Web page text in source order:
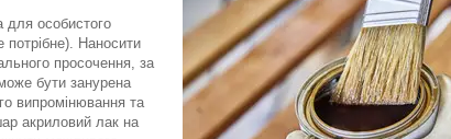
для особистого
потрібне). Наносити
просочення, за
бути занурена
випромінювання та
акриловий лак на